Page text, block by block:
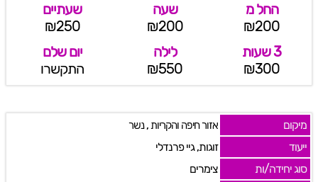
החל מ
₪200
שעה
₪200
שעתיים
₪250
3 שעות
₪300
לילה
₪550
יום שלם
התקשרו
מיקום אזור חיפה והקריות,נשר
ייעוד
זוגות, גיי פרנדלי
סוג יחידה/ות
צימרים